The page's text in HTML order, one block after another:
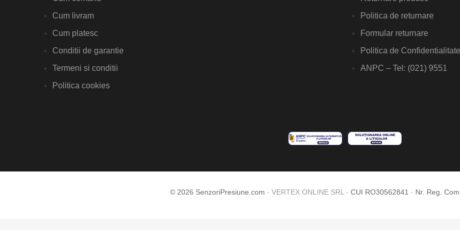
Cum livram
Cum platesc
Conditii de garantie
Termeni si conditii
Politica cookies
Politica de returnare
Formular returnare
Politica de Confidentialitate
ANPC – Tel: (021) 9551
© 2026 SenzoriPresiune.com · VERTEX ONLINE SRL · CUI RO30562841 · Nr. Reg.